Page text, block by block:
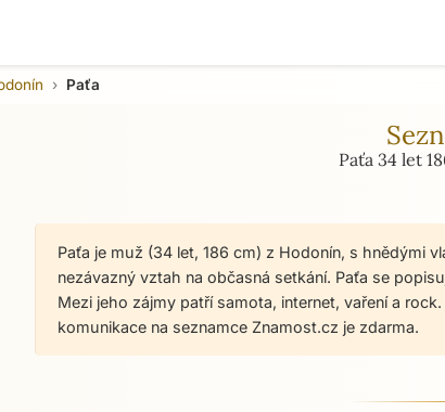
Paťa
Paťa 34 let
Paťa je muž (34 let, 186 cm) z Hodonín, s hnědými
nezávazný vztah na občasná setkání. Paťa se
Mezi jeho zájmy patří samota, internet, vaření a
komunikace na seznamce Znamost.cz je zdarma.